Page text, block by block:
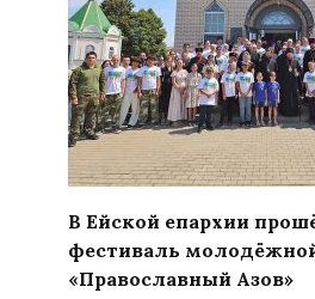
В Ейской епархии
фестиваль
«Православный Азов»